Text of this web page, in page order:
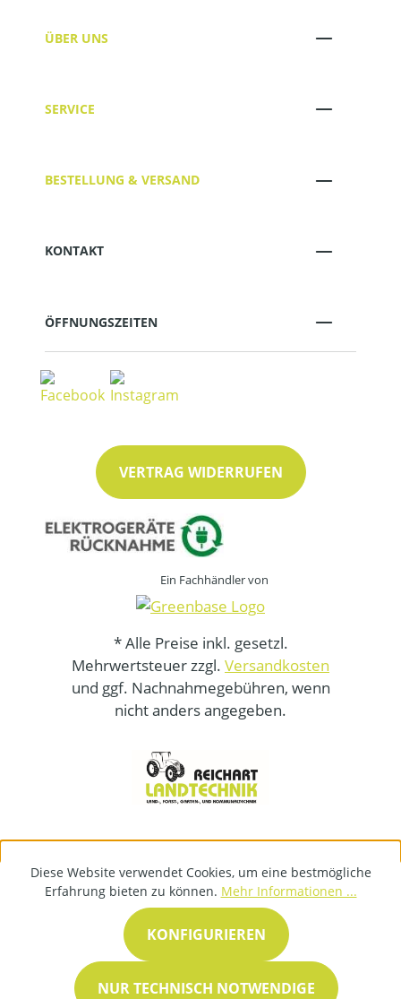
ÜBER UNS
SERVICE
BESTELLUNG & VERSAND
KONTAKT
ÖFFNUNGSZEITEN
VERTRAG WIDERRUFEN
Ein Fachhändler von
* Alle Preise inkl. gesetzl.
Mehrwertsteuer zzgl. Versandkosten
und ggf. Nachnahmegebühren, wenn
nicht anders angegeben.
Diese Website verwendet Cookies, um eine bestmögliche
Erfahrung bieten zu können. Mehr Informationen ...
NUR TECHNISCH NOTWENDIGE
KONFIGURIEREN